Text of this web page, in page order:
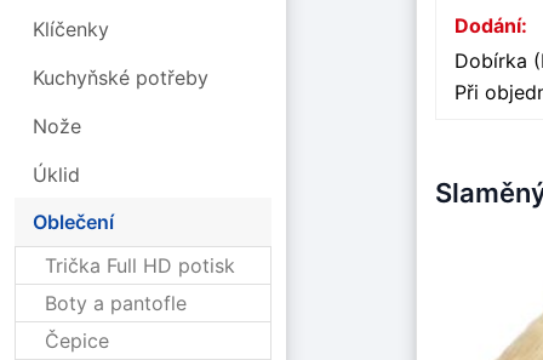
Klíčenky
Kuchyňské potřeby
Nože
Úklid
Oblečení
Trička Full HD potisk
Boty a pantofle
Čepice
Dodání:
Dobírka
Při